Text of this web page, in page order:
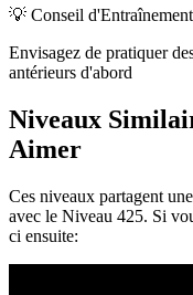
💡 Conseil
Envisagez de pratiquer
antérieurs d'abord
Niveaux
Aimer
Ces niveaux partagent
avec le Niveau 425. Si
ci ensuite: